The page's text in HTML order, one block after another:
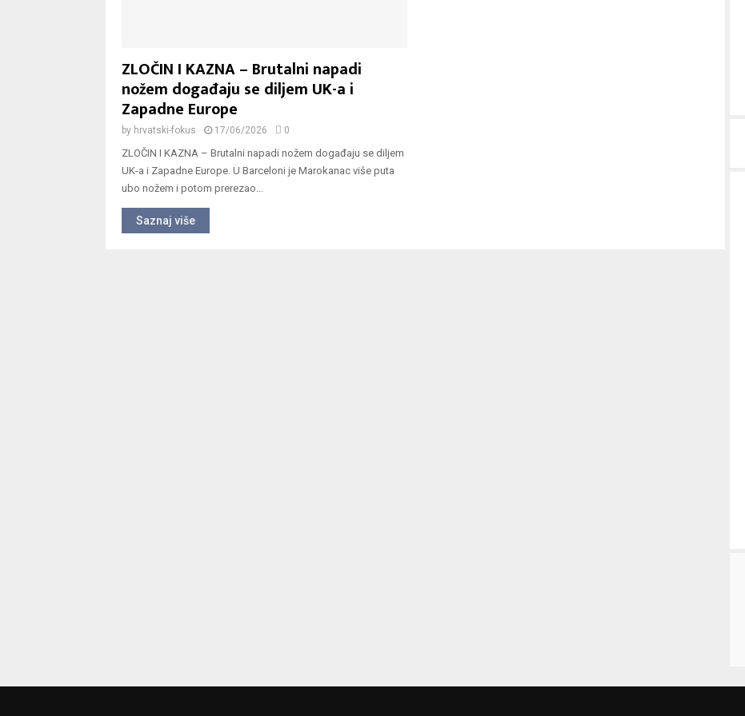
ZLOČIN I KAZNA – Brutalni napadi
nožem događaju se diljem UK-a i
Zapadne Europe
by hrvatski-fokus 17/06/2026 0
ZLOČIN I KAZNA – Brutalni napadi nožem događaju se diljem
UK-a i Zapadne Europe. U Barceloni je Marokanac više puta
ubo nožem i potom prerezao...
Saznaj više